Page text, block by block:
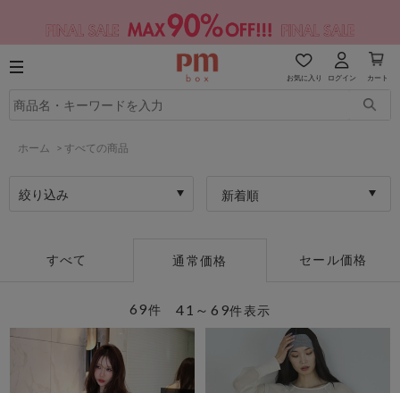
お気に入り ログイン カート
ホーム > すべての商品
絞り込み 新着順
すべて 通常価格 セール価格
41～69件表示
69件